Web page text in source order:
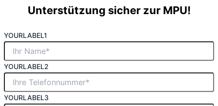
Unterstützung sicher zur MPU!
YOURLABEL1
YOURLABEL2
YOURLABEL3